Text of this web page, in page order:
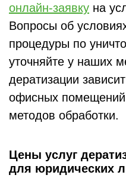
онлайн-заявку на
Вопросы об
процедуры по
уточняйте у наших
дератизации
офисных
методов обработки.
Цены услуг
для юридических